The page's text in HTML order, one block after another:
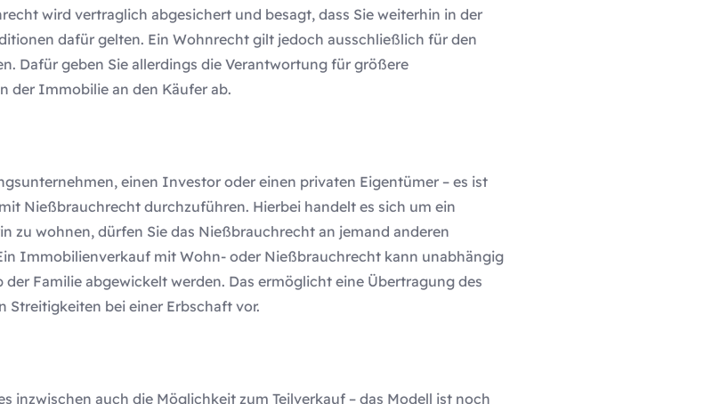
wird vertraglich abgesichert und besagt, dass Sie weiterhin in der
dafür gelten. Ein Wohnrecht gilt jedoch ausschließlich für den
Dafür geben Sie allerdings die Verantwortung für größere
der Immobilie an den Käufer ab.
einen Investor oder einen privaten Eigentümer – es ist
Nießbrauchrecht durchzuführen. Hierbei handelt es sich um ein
zu wohnen, dürfen Sie das Nießbrauchrecht an jemand anderen
Immobilienverkauf mit Wohn- oder Nießbrauchrecht kann unabhängig
Familie abgewickelt werden. Das ermöglicht eine Übertragung des
Streitigkeiten bei einer Erbschaft vor.
inzwischen auch die Möglichkeit zum Teilverkauf – das Modell ist noch